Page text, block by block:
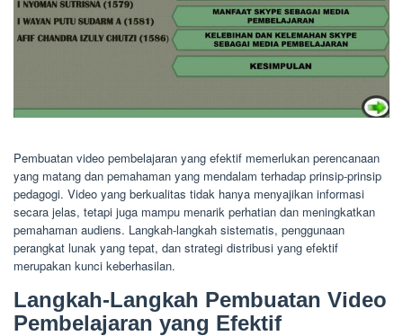
Pembuatan video pembelajaran yang efektif memerlukan perencanaan
yang matang dan pemahaman yang mendalam terhadap prinsip-prinsip
pedagogi. Video yang berkualitas tidak hanya menyajikan informasi
secara jelas, tetapi juga mampu menarik perhatian dan meningkatkan
pemahaman audiens. Langkah-langkah sistematis, penggunaan
perangkat lunak yang tepat, dan strategi distribusi yang efektif
merupakan kunci keberhasilan.
Langkah-Langkah Pembuatan Video
Pembelajaran yang Efektif